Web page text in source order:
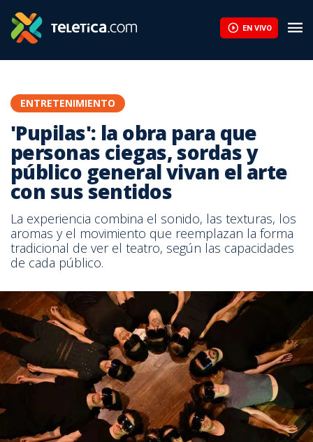
EN VIVO
ENTRETENIMIENTO
'Pupilas': la obra para que
personas ciegas, sordas y
público general vivan el arte
con sus sentidos
La experiencia combina el sonido, las texturas, los
aromas y el movimiento que reemplazan la forma
tradicional de ver el teatro, según las capacidades
de cada público.